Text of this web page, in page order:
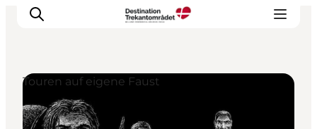
LEGOLAND® Billund Resort
Touren auf eigene Faust